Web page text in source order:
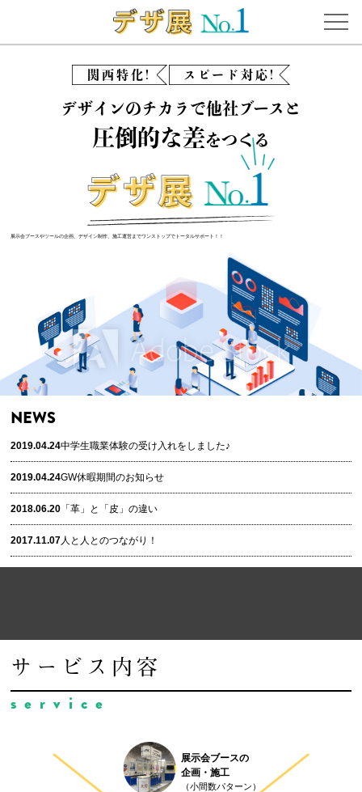
関西特化! スピード対応!
デザインのチカラで他社ブースと
圧倒的な差をつくる
展示会ブースやツールの企画、デザイン制作、施工運営までワンストップでトータルサポート！！
NEWS
2019.04.24中学生職業体験の受け入れをしました♪
2019.04.24GW休暇期間のお知らせ
2018.06.20 「革」と「皮」の違い
2017.11.07人と人とのつながり！
サービス内容
service
展示会ブースの
企画・施工
（小間数パターン）